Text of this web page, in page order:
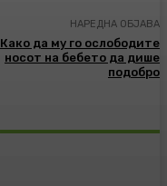
НАРЕДНА ОБЈАВА
Како да му го ослободите
носот на бебето да дише
подобро